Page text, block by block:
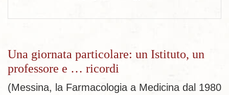
Una giornata particolare: un Istituto, un
professore e … ricordi
(Messina, la Farmacologia a Medicina dal 1980